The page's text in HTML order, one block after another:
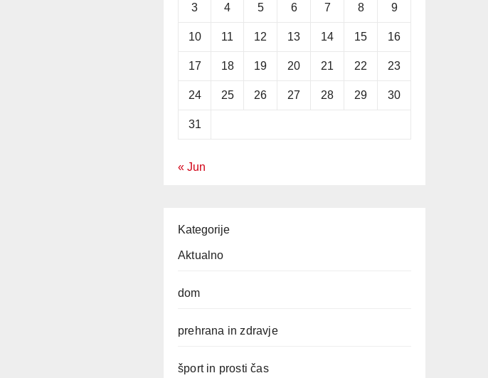
3 4 5 6 7 8 9
10 11 12 13 14 15 16
17 18 19 20 21 22 23
24 25 26 27 28 29 30
31
« Jun
Kategorije
Aktualno
dom
prehrana in zdravje
šport in prosti čas